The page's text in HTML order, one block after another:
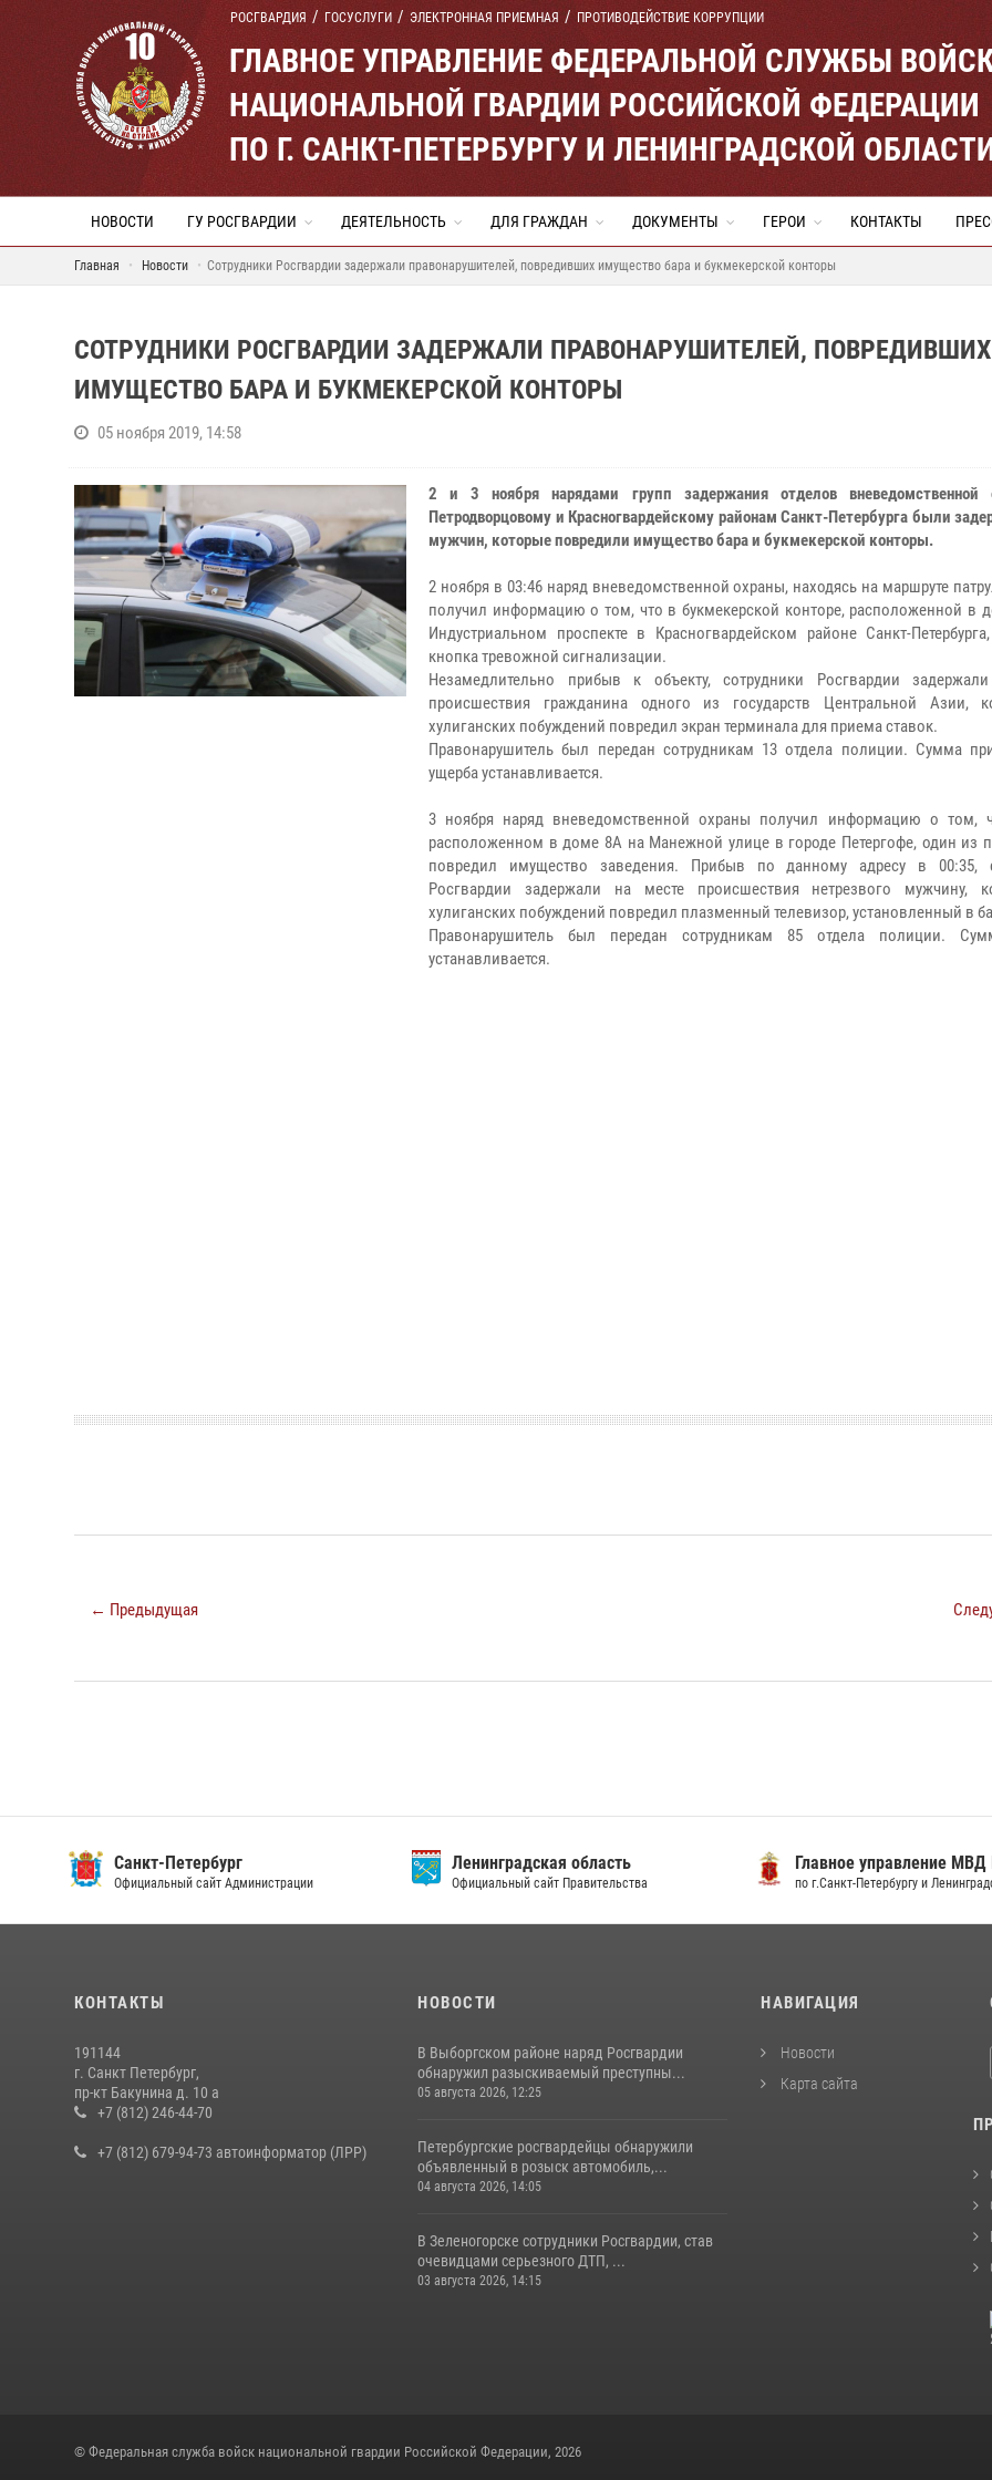
РОСГВАРДИЯ ГОСУСЛУГИ ЭЛЕКТРОННАЯ ПРИЕМНАЯ ПРОТИВОДЕЙСТВИЕ КОРРУПЦИИ
ГЛАВНОЕ УПРАВЛЕНИЕ ФЕДЕРАЛЬНОЙ СЛУЖБЫ
НАЦИОНАЛЬНОЙ ГВАРДИИ РОССИЙСКОЙ ФЕДЕРАЦИИ
ПО Г. САНКТ-ПЕТЕРБУРГУ И ЛЕНИНГРАДСКОЙ
НОВОСТИ ГУ РОСГВАРДИИ ДЕЯТЕЛЬНОСТЬ ДЛЯ ГРАЖДАН ДОКУМЕНТЫ ГЕРОИ КОНТАКТЫ
Главная Новости Сотрудники Росгвардии задержали правонарушителей, повредивших имущество бара и букмекерской конторы
СОТРУДНИКИ РОСГВАРДИИ ЗАДЕРЖАЛИ ПРАВОНАРУШИТЕЛЕЙ, ПОВРЕДИВШИХ
ИМУЩЕСТВО БАРА И БУКМЕКЕРСКОЙ КОНТОРЫ
05 ноября 2019, 14:58
2 и 3 ноября нарядами групп задержания отделов вневедомственной
Петродворцовому и Красногвардейскому районам Санкт-Петербурга были
мужчин, которые повредили имущество бара и букмекерской конторы.
2 ноября в 03:46 наряд вневедомственной охраны, находясь на маршруте
получил информацию о том, что в букмекерской конторе, расположенной в
Индустриальном проспекте в Красногвардейском районе Санкт-
кнопка тревожной сигнализации.
Незамедлительно прибыв к объекту, сотрудники Росгвардии
происшествия гражданина одного из государств Центральной Азии,
хулиганских побуждений повредил экран терминала для приема ставок.
Правонарушитель был передан сотрудникам 13 отдела полиции. Сумма
ущерба устанавливается.
3 ноября наряд вневедомственной охраны получил информацию о том,
расположенном в доме 8А на Манежной улице в городе Петергофе, один из
повредил имущество заведения. Прибыв по данному адресу в 00:35,
Росгвардии задержали на месте происшествия нетрезвого мужчину,
хулиганских побуждений повредил плазменный телевизор, установленный в
Правонарушитель был передан сотрудникам 85 отдела полиции.
устанавливается.
← Предыдущая
Санкт-Петербург
Официальный сайт Администрации
Ленинградская область
Официальный сайт Правительства
Главное управление МВД
по г.Санкт-Петербургу и
КОНТАКТЫ
191144
г. Санкт Петербург,
пр-кт Бакунина д. 10 а
+7 (812) 246-44-70
+7 (812) 679-94-73 автоинформатор (ЛРР)
НОВОСТИ
В Выборгском районе наряд Росгвардии
обнаружил разыскиваемый преступны...
05 августа 2026, 12:25
Петербургские росгвардейцы обнаружили
объявленный в розыск автомобиль,...
04 августа 2026, 14:05
В Зеленогорске сотрудники Росгвардии, став
очевидцами серьезного ДТП, ...
03 августа 2026, 14:15
НАВИГАЦИЯ
Новости
Карта сайта
© Федеральная служба войск национальной гвардии Российской Федерации, 2026